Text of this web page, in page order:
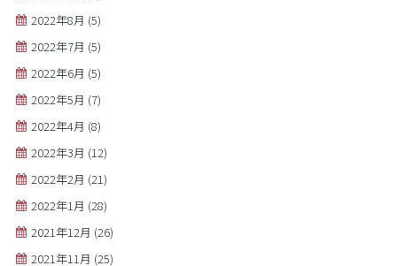
2022年8月 (5)
2022年7月 (5)
2022年6月 (5)
2022年5月 (7)
2022年4月 (8)
2022年3月 (12)
2022年2月 (21)
2022年1月 (28)
2021年12月 (26)
2021年11月 (25)